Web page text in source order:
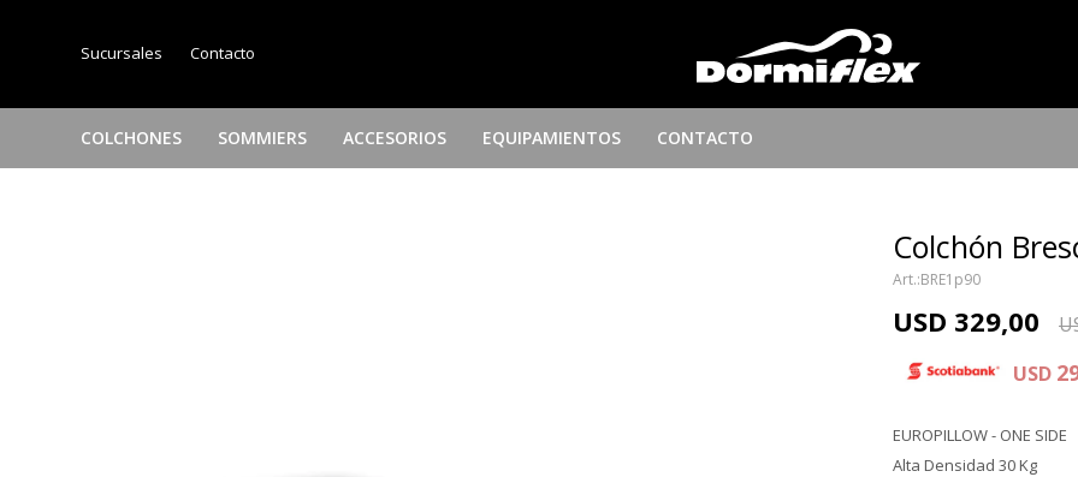
COLCHONES SOMMIERS ACCESORIOS EQUIPAMIENTOS CONTACTO
Sucursales Contacto
Colchón
BRE1p90
USD 329,00
USD
EUROPILLOW - ONE SIDE
Alta Densidad 30 Kg